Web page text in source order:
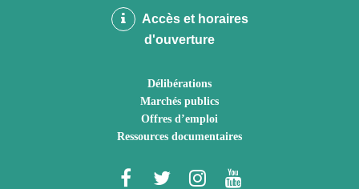
Accès et horaires
d'ouverture
Délibérations
Marchés publics
Offres d’emploi
Ressources documentaires
Lien
Lien
Lien